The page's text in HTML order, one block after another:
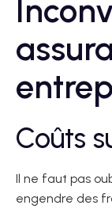
Coûts
Il ne faut pas
engendre des